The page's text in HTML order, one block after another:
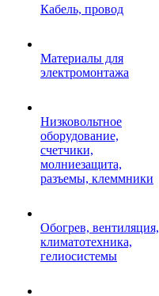
Кабель, провод
Материалы для
электромонтажа
Низковольтное
оборудование,
счетчики,
молниезащита,
разъемы, клеммники
Обогрев, вентиляция,
климатотехника,
гелиосистемы